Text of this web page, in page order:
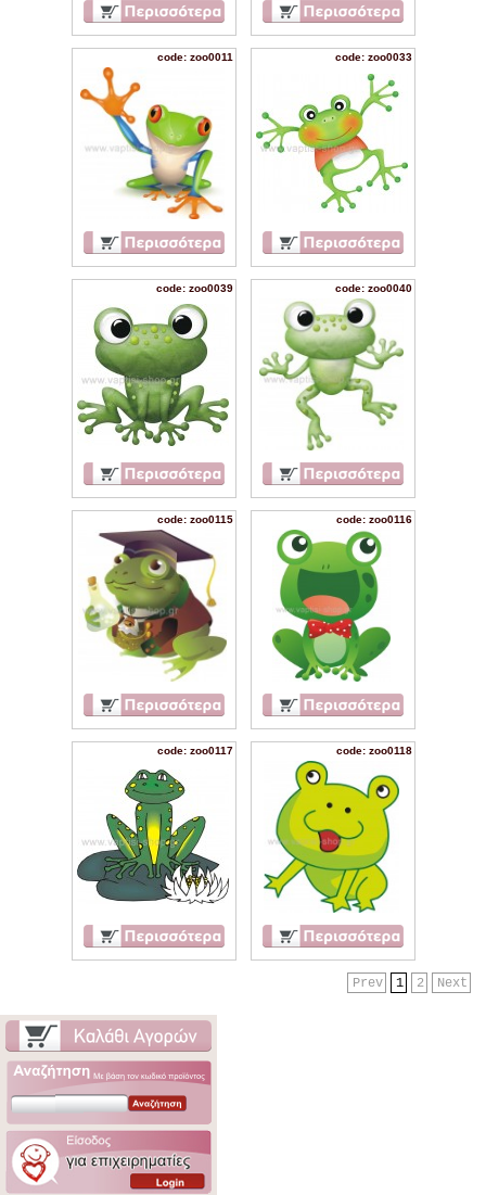
code: zoo0011 code: zoo0033
code: zoo0039 code: zoo0040
code: zoo0115 code: zoo0116
code: zoo0117 code: zoo0118
Next
2
1
Prev